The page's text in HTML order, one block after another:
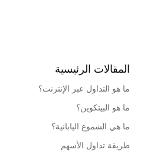
المقالات الرئيسية
ما هو التداول عبر الإنترنت؟
ما هو البيتكوين؟
ما هي الشموع اليابانية؟
طريقة تداول الأسهم